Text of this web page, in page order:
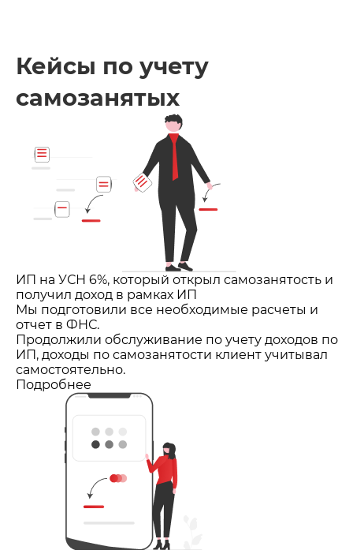
Кейсы по учету
самозанятых
ИП на УСН 6%, который открыл самозанятость и
получил доход в рамках ИП
Мы подготовили все необходимые расчеты и
отчет в ФНС.
Продолжили обслуживание по учету доходов по
ИП, доходы по самозанятости клиент учитывал
самостоятельно.
Подробнее